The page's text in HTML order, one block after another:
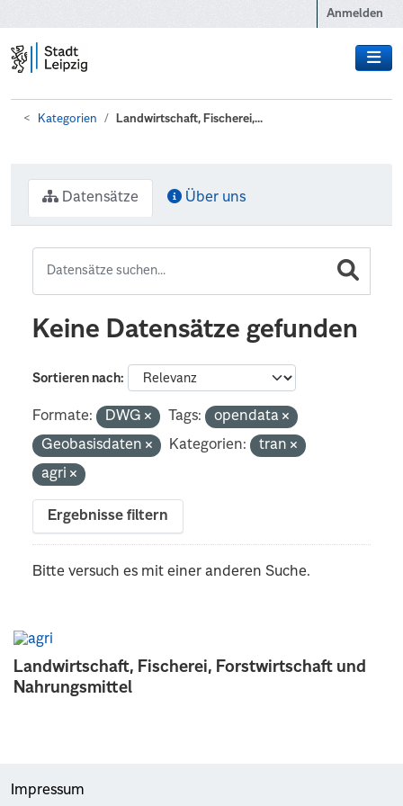
Anmelden
Kategorien Landwirtschaft, Fischerei,...
Landwirtschaft, Fischerei, Forstwirtschaft und
Nahrungsmittel
Datensätze Über uns
Keine Datensätze gefunden
Sortieren nach
Formate: DWG Tags:
opendata
Geobasisdaten
Kategorien:
tran
agri
Ergebnisse filtern
Bitte versuch es mit einer anderen Suche.
Impressum